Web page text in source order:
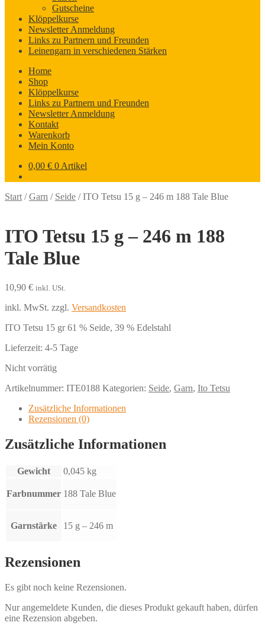
Gutscheine
Klöppelkurse
Newsletter Anmeldung
Links zu Partnern und Freunden
Leinengarn in verschiedenen Stärken
Home
Shop
Klöppelkurse
Links zu Partnern und Freunden
Newsletter Anmeldung
Kontakt
Warenkorb
Mein Konto
0,00 € 0 Artikel
Start /Garn / Seide /ITO Tetsu 15 g – 246 m 188 Tale Blue
ITO Tetsu 15 g – 246 m 188
Tale Blue
10,90 € inkl. USt.
inkl. MwSt. zzgl. Versandkosten
ITO Tetsu 15 gr 61 % Seide, 39 % Edelstahl
Lieferzeit: 4-5 Tage
Nicht vorrätig
Artikelnummer: ITE0188 Kategorien: Seide, Garn, Ito Tetsu
Zusätzliche Informationen
Rezensionen (0)
Zusätzliche Informationen
Gewicht 0,045 kg
Farbnummer 188 Tale Blue
Garnstärke 15 g – 246 m
Rezensionen
Es gibt noch keine Rezensionen.
Nur angemeldete Kunden, die dieses Produkt gekauft haben, dürfen
eine Rezension abgeben.